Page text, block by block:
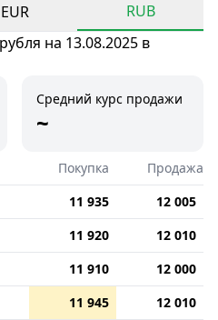
EUR
RUB
на 13.08.2025 в
Средний курс продажи
~
Покупка
Продажа
11 935
12 005
11 920
12 010
11 910
12 000
11 945
12 010